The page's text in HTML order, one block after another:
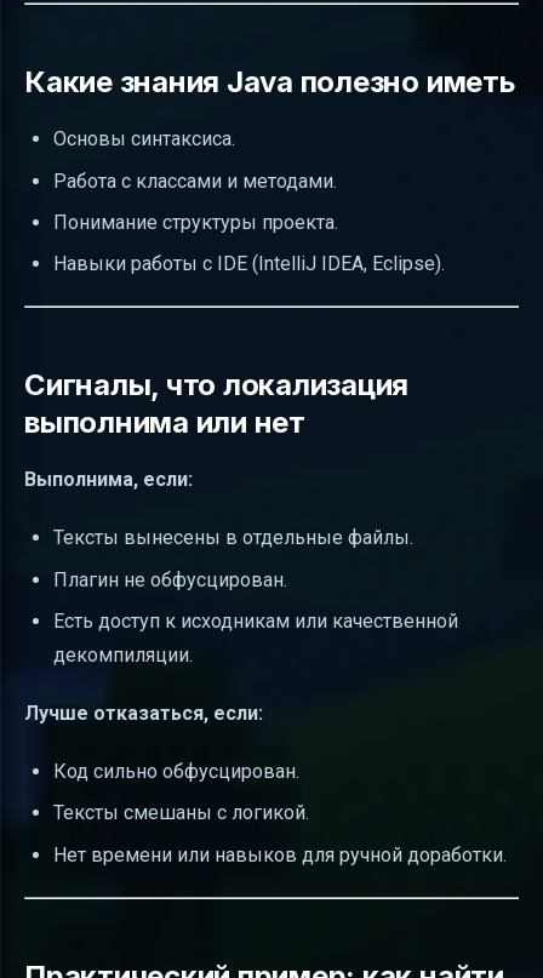
Какие знания Java полезно иметь
Основы синтаксиса.
Работа с классами и методами.
Понимание структуры проекта.
Навыки работы с IDE (IntelliJ IDEA, Eclipse).
Сигналы, что локализация
выполнима или нет
Выполнима, если:
Тексты вынесены в отдельные файлы.
Плагин не обфусцирован.
Есть доступ к исходникам или качественной
декомпиляции.
Лучше отказаться, если:
Код сильно обфусцирован.
Тексты смешаны с логикой.
Нет времени или навыков для ручной доработки.